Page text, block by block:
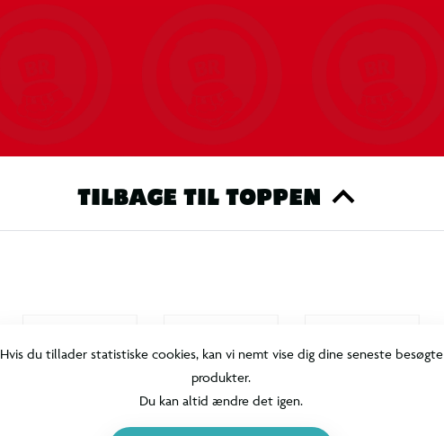
TILBAGE TIL TOPPEN
Hvis du tillader statistiske cookies, kan vi nemt vise dig dine seneste besøgte
produkter.
Du kan altid ændre det igen.